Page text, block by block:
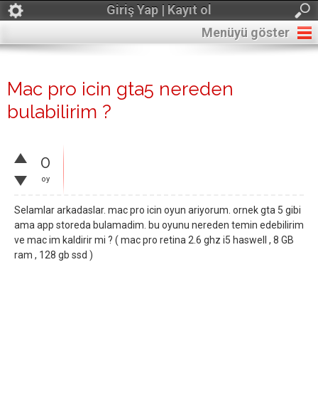
Giriş Yap | Kayıt ol
Menüyü göster
Mac pro icin gta5 nereden
bulabilirim ?
0
oy
Selamlar arkadaslar. mac pro icin oyun ariyorum. ornek gta 5 gibi
ama app storeda bulamadim. bu oyunu nereden temin edebilirim
ve mac im kaldirir mi ? ( mac pro retina 2.6 ghz i5 haswell , 8 GB
ram , 128 gb ssd )